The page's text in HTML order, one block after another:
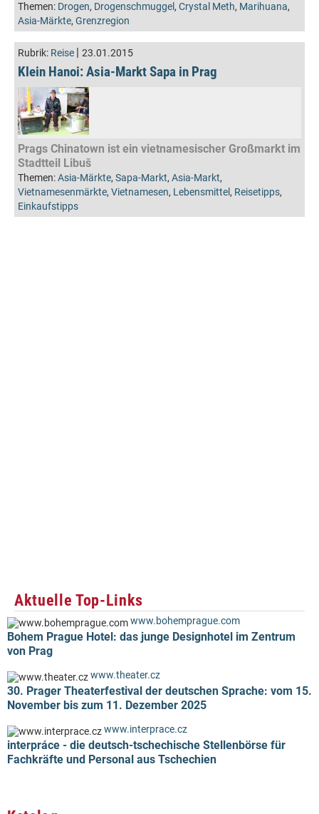
Themen: Drogen, Drogenschmuggel, Crystal Meth, Marihuana,
Asia-Märkte, Grenzregion
Rubrik: Reise | 23.01.2015
Klein Hanoi: Asia-Markt Sapa in Prag
Prags Chinatown ist ein vietnamesischer Großmarkt im
Stadtteil Libuš
Themen:Asia-Märkte, Sapa-Markt, Asia-Markt,
Vietnamesenmärkte, Vietnamesen, Lebensmittel, Reisetipps,
Einkaufstipps
Aktuelle Top-Links
www.bohemprague.com
Bohem Prague Hotel: das junge Designhotel im Zentrum
von Prag
www.theater.cz
30. Prager Theaterfestival der deutschen Sprache: vom 15.
November bis zum 11. Dezember 2025
www.interprace.cz
interpráce - die deutsch-tschechische Stellenbörse für
Fachkräfte und Personal aus Tschechien